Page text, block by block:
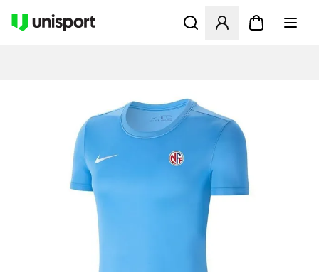
Åbner en Modal til at